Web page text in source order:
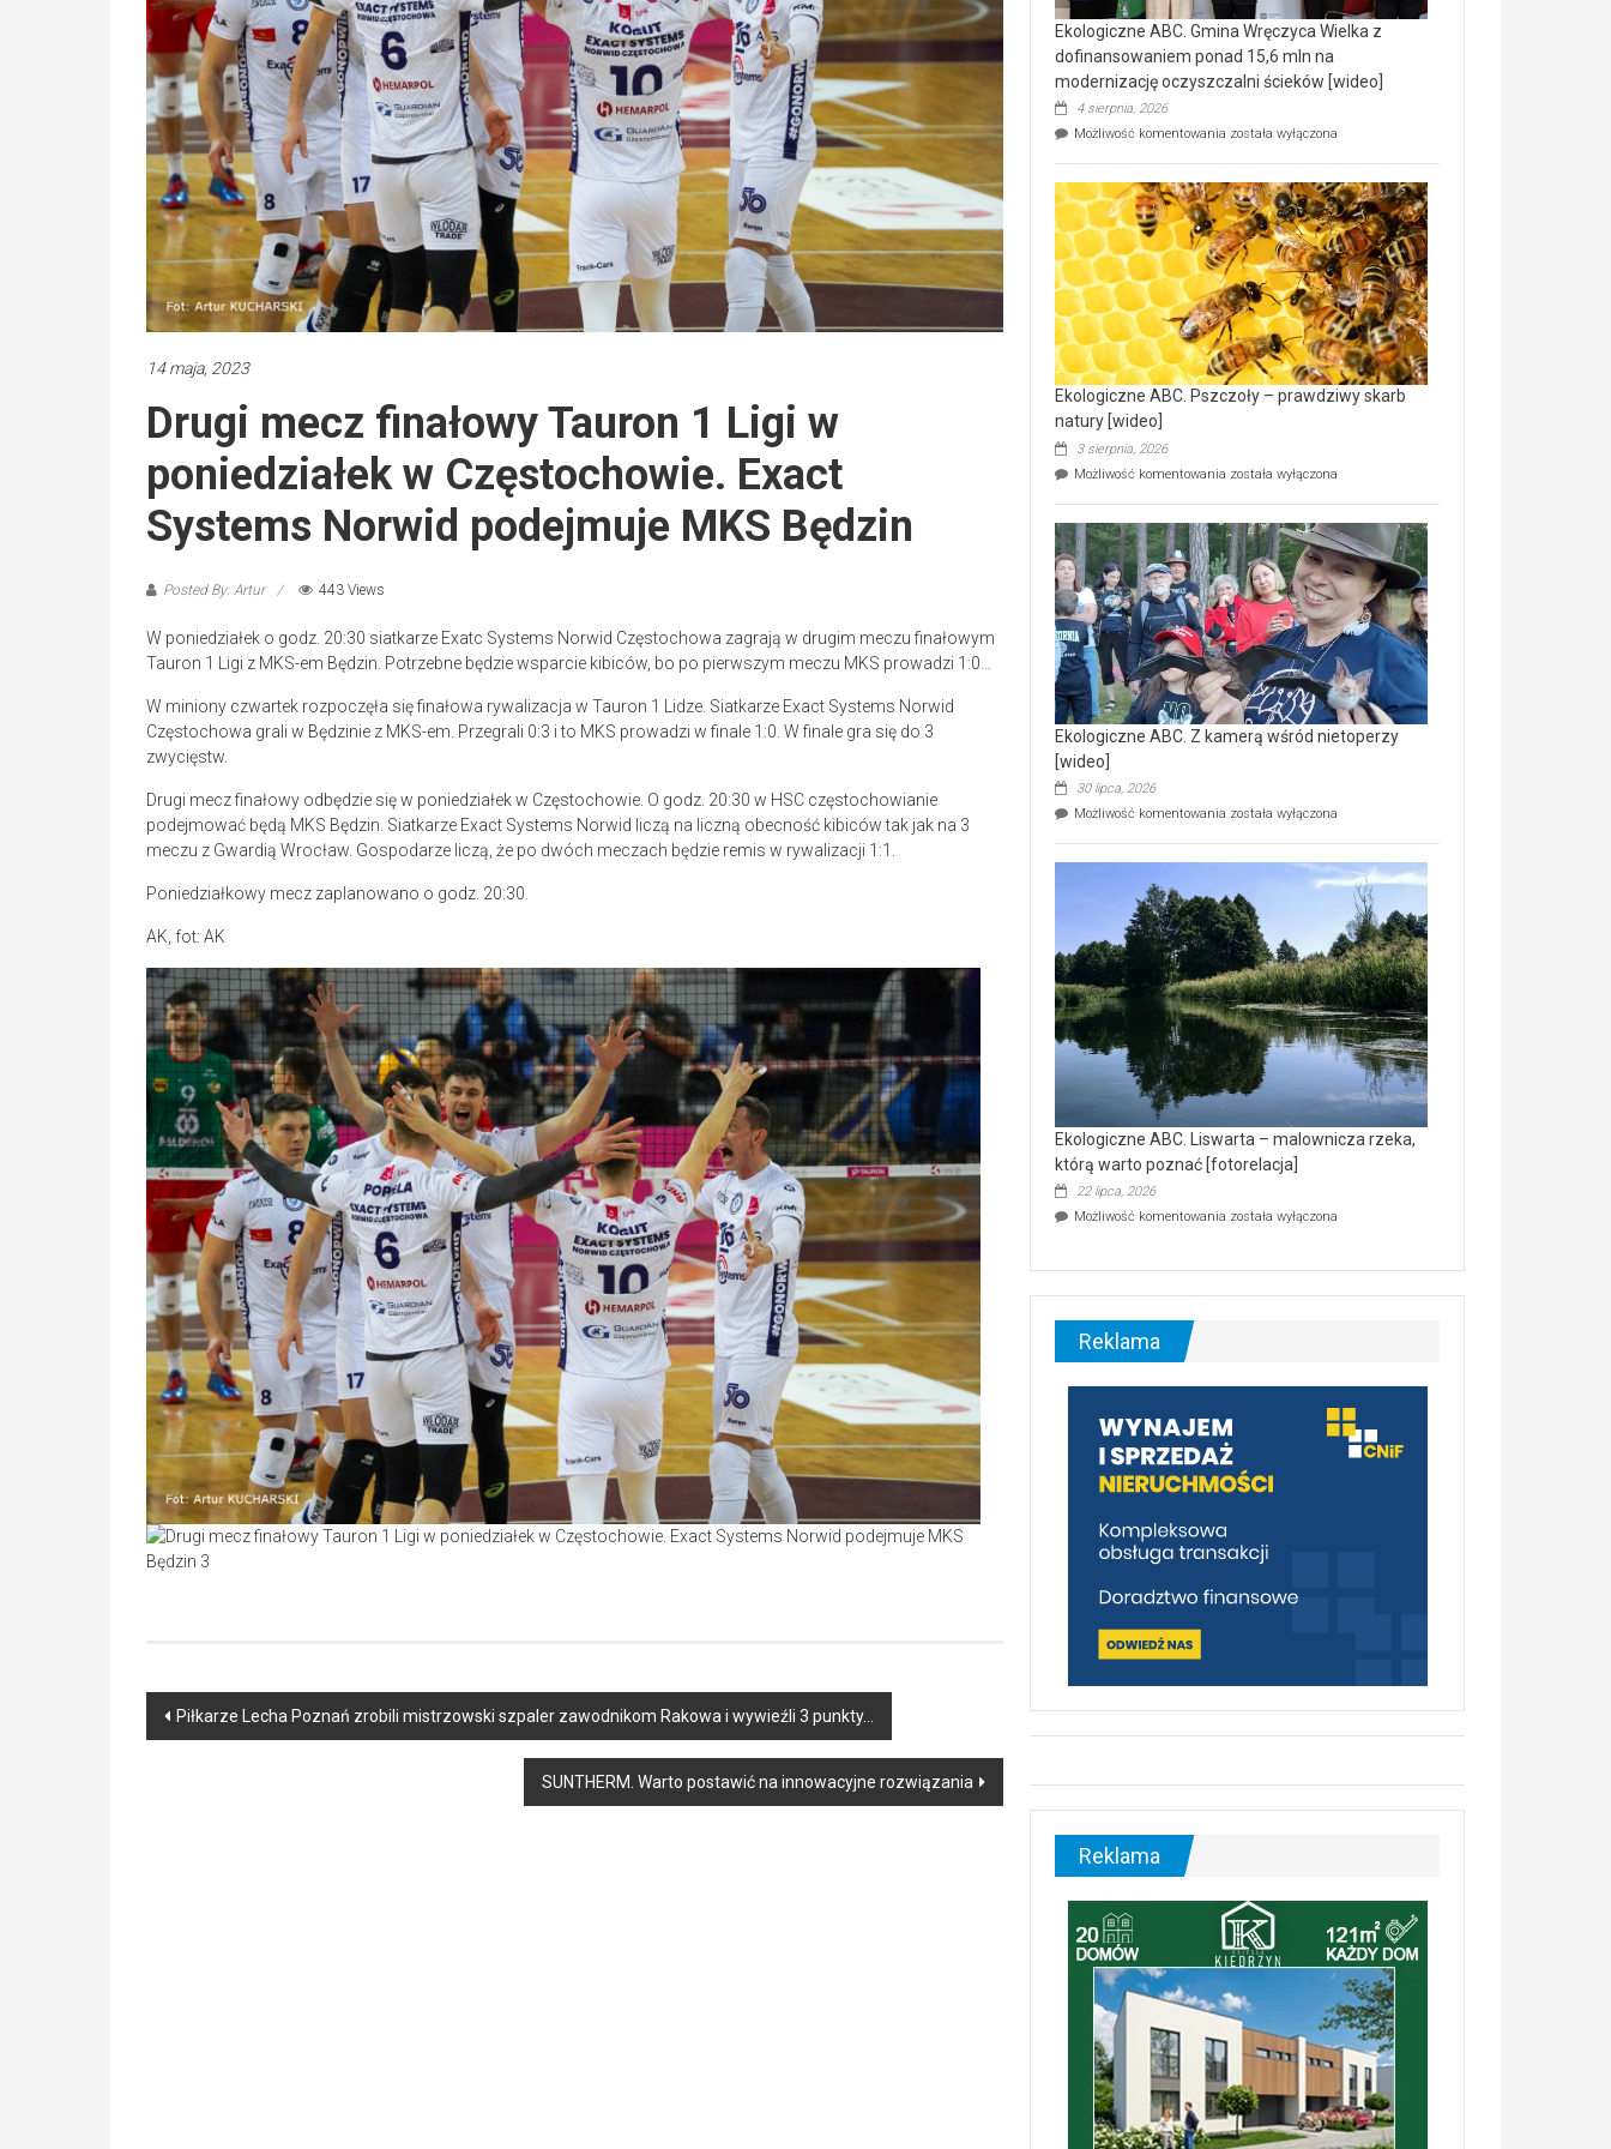
14 maja, 2023
Drugi mecz finałowy Tauron 1 Ligi w
poniedziałek w Częstochowie. Exact
Systems Norwid podejmuje MKS Będzin
Posted By: Artur 443 Views
W poniedziałek o godz. 20:30 siatkarze Exatc Systems Norwid Częstochowa zagrają w drugim meczu finałowym
Tauron 1 Ligi z MKS-em Będzin. Potrzebne będzie wsparcie kibiców, bo po pierwszym meczu MKS prowadzi 1:0…
W miniony czwartek rozpoczęła się finałowa rywalizacja w Tauron 1 Lidze. Siatkarze Exact Systems Norwid
Częstochowa grali w Będzinie z MKS-em. Przegrali 0:3 i to MKS prowadzi w finale 1:0. W finale gra się do 3
zwycięstw.
Drugi mecz finałowy odbędzie się w poniedziałek w Częstochowie. O godz. 20:30 w HSC częstochowianie
podejmować będą MKS Będzin. Siatkarze Exact Systems Norwid liczą na liczną obecność kibiców tak jak na 3
meczu z Gwardią Wrocław. Gospodarze liczą, że po dwóch meczach będzie remis w rywalizacji 1:1.
Poniedziałkowy mecz zaplanowano o godz. 20:30.
AK, fot: AK
Post
Piłkarze Lecha Poznań zrobili mistrzowski szpaler zawodnikom Rakowa i wywieźli 3 punkty…
SUNTHERM. Warto postawić na innowacyjne rozwiązania
Ekologiczne ABC. Gmina Wręczyca Wielka z
dofinansowaniem ponad 15,6 mln na
modernizację oczyszczalni ścieków [wideo]
4 sierpnia, 2026
Możliwość komentowania Ekologiczne
Wręczyca
Wielka
z
dofinansowaniem
ponad
15,6
mln
na
modernizację
oczyszczalni
ścieków
[wideo]
została wyłączona
Ekologiczne ABC. Pszczoły – prawdziwy skarb
natury [wideo]
3 sierpnia, 2026
Możliwość komentowania Ekologiczne
–
prawdziwy
skarb
natury
[wideo]
została wyłączona
Ekologiczne ABC. Z kamerą wśród nietoperzy
[wideo]
30 lipca, 2026
Możliwość komentowania Ekologiczne
wśród
nietoperzy
[wideo]
została wyłączona
Ekologiczne ABC. Liswarta – malownicza rzeka,
którą warto poznać [fotorelacja]
22 lipca, 2026
Możliwość komentowania Ekologiczne
–
malownicza
[fotorelacja]
została wyłączona
Reklama
Reklama